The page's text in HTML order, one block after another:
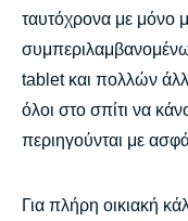
ταυτόχρονα με μόνο
tablet και πολλών
όλοι στο σπίτι να
περιηγούνται με
Για πλήρη οικιακή